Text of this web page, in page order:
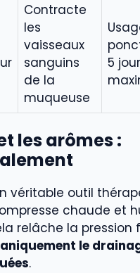
Contracte
les
vaisseaux
sanguins
de la
muqueuse
5
les arômes :
véritable outil
chaude et
relâche la pression
le
.